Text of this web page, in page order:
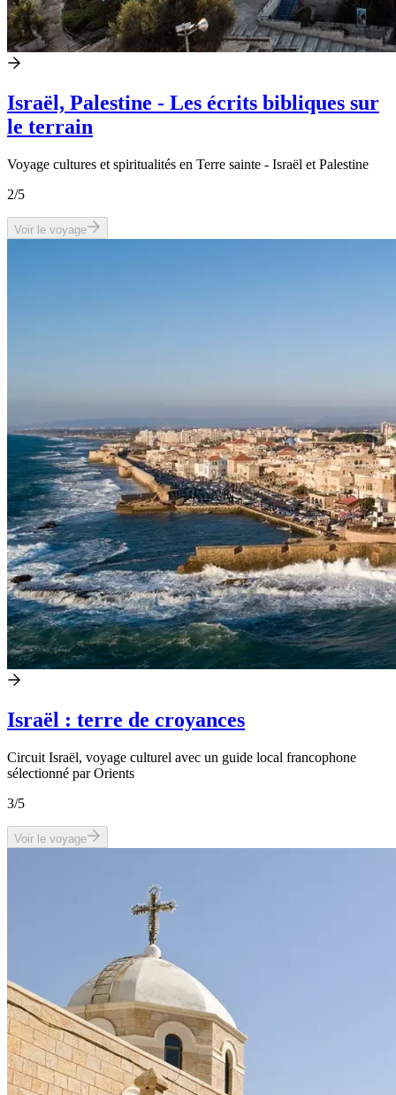
Israël, Palestine - Les écrits bibliques sur
le terrain
Voyage cultures et spiritualités en Terre sainte - Israël et Palestine
2/5
Voir le voyage
Israël : terre de croyances
Circuit Israël, voyage culturel avec un guide local francophone
sélectionné par Orients
3/5
Voir le voyage